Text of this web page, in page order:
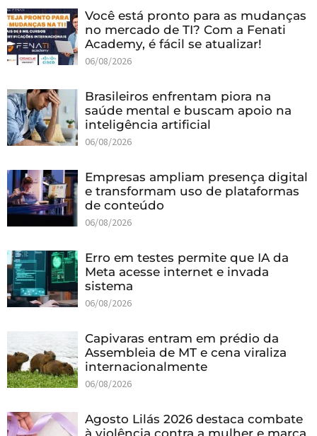
Você está pronto para as mudanças
no mercado de TI? Com a Fenati
Academy, é fácil se atualizar!
06/08/2026
Brasileiros enfrentam piora na
saúde mental e buscam apoio na
inteligência artificial
06/08/2026
Empresas ampliam presença digital
e transformam uso de plataformas
de conteúdo
06/08/2026
Erro em testes permite que IA da
Meta acesse internet e invada
sistema
06/08/2026
Capivaras entram em prédio da
Assembleia de MT e cena viraliza
internacionalmente
06/08/2026
Agosto Lilás 2026 destaca combate